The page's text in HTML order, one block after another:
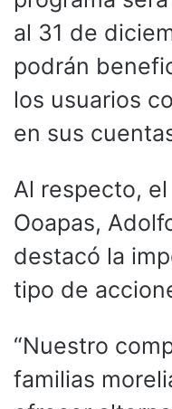
al 31 de
podrán
los usuarios
en sus
Al respecto,
Ooapas,
destacó la
tipo de
“Nuestro
familias